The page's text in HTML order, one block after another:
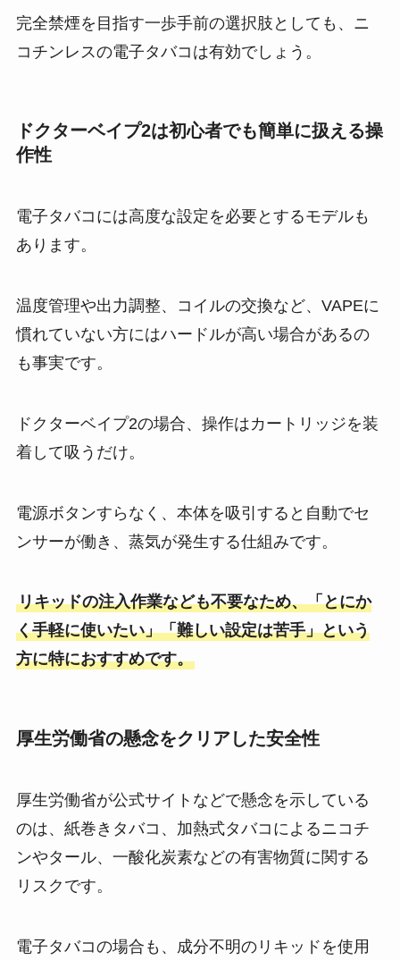
完全禁煙を目指す一歩手前の選択肢としても、ニ
コチンレスの電子タバコは有効でしょう。
ドクターベイプ2は初心者でも簡単に扱える操
作性
電子タバコには高度な設定を必要とするモデルも
あります。
温度管理や出力調整、コイルの交換など、VAPEに
慣れていない方にはハードルが高い場合があるの
も事実です。
ドクターベイプ2の場合、操作はカートリッジを装
着して吸うだけ。
電源ボタンすらなく、本体を吸引すると自動でセ
ンサーが働き、蒸気が発生する仕組みです。
リキッドの注入作業なども不要なため、「とにか
く手軽に使いたい」「難しい設定は苦手」という
方に特におすすめです。
厚生労働省の懸念をクリアした安全性
厚生労働省が公式サイトなどで懸念を示している
のは、紙巻きタバコ、加熱式タバコによるニコチ
ンやタール、一酸化炭素などの有害物質に関する
リスクです。
電子タバコの場合も、成分不明のリキッドを使用